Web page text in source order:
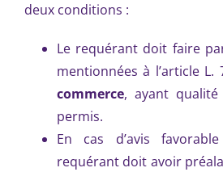
deux conditions :
Le requérant doit faire
mentionnées à l’article L.
commerce, ayant
permis.
En cas d’avis
requérant doit avoir